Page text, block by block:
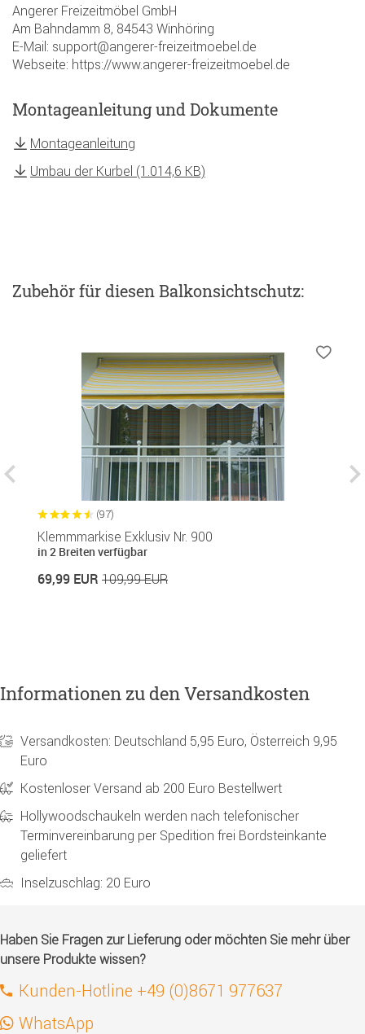
Angerer Freizeitmöbel GmbH
Am Bahndamm 8, 84543 Winhöring
E-Mail: support@angerer-freizeitmoebel.de
Webseite: https://www.angerer-freizeitmoebel.de
Montageanleitung und Dokumente
Montageanleitung
Umbau der Kurbel (1.014,6 KB)
Zubehörfür diesen Balkonsichtschutz:
(97)
Klemmmarkise Exklusiv Nr. 900
in 2 Breiten verfügbar
69,99 EUR 109,99 EUR
Informationen zu den Versandkosten
Versandkosten: Deutschland 5,95 Euro, Österreich 9,95
Euro
Kostenloser Versand ab 200 Euro Bestellwert
Hollywoodschaukeln werden nach telefonischer
Terminvereinbarung per Spedition frei Bordsteinkante
geliefert
Inselzuschlag: 20 Euro
Haben Sie Fragen zur Lieferung oder möchten Sie mehr über
unsere Produkte wissen?
Kunden-Hotline +49 (0)8671 977637
WhatsApp